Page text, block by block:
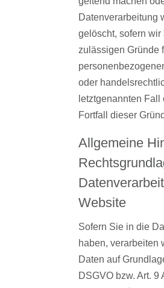
Datenverarbeitung
gelöscht, sofern
zulässigen Gründe
oder
letztgenannten
Fortfall dieser
Allgemeine
Website
Sofern Sie in die
haben, verarbeiten
Daten auf
DSGVO bzw. Art. 9